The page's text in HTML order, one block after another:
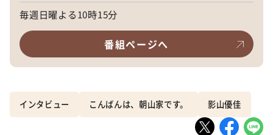
毎週日曜よる10時15分
番組ページへ
インタビュー こんばんは、朝山家です。 影山優佳